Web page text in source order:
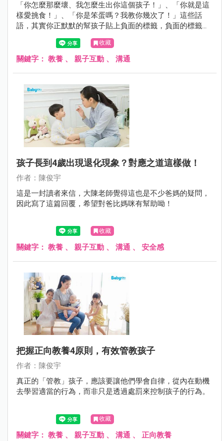
「你怎麼那麼壞、我怎麼生出你這個孩子！」、「你就是這
樣愛挑食！」、「你是笨蛋嗎？我教你幾次了！」這些話
語，其實你正默默的幫孩子貼上負面的標籤，負面的標籤不
只影響孩子的情緒更影響孩子的行為，孩子可能因為這些話
語被禁錮在這樣的角色，而往負面的方向成長。
收藏
關鍵字： 教養 、 親子互動 、 溝通
孩子長到4歲出現退化現象？對應之道這樣做！
作者：陳俊宇
這是一封讀者來信，大陳老師覺得這也是不少爸媽的疑問，
因此寫了這篇回覆，希望對爸比媽咪有幫助呦！
收藏
關鍵字： 教養 、 親子互動 、 溝通 、 安全感
把握正向教養4原則，有效管教孩子
作者：陳俊宇
真正的「管教」孩子，應該要讓他們學會自律，從內在動機
去學習適當的行為，而非只是透過處罰來控制孩子的行為。
收藏
關鍵字： 教養 、 親子互動 、 溝通 、 正向教養